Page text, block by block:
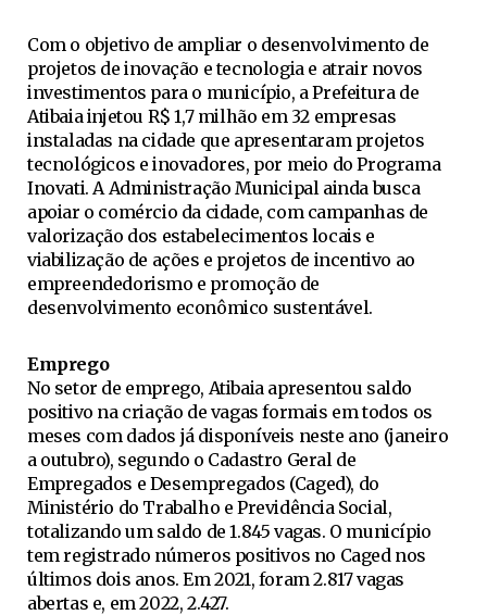
Com o objetivo de ampliar o desenvolvimento de
projetos de inovação e tecnologia e atrair novos
investimentos para o município, a Prefeitura de
Atibaia injetou R$ 1,7 milhão em 32 empresas
instaladas na cidade que apresentaram projetos
tecnológicos e inovadores, por meio do Programa
Inovati. A Administração Municipal ainda busca
apoiar o comércio da cidade, com campanhas de
valorização dos estabelecimentos locais e
viabilização de ações e projetos de incentivo ao
empreendedorismo e promoção de
desenvolvimento econômico sustentável.
Emprego
No setor de emprego, Atibaia apresentou saldo
positivo na criação de vagas formais em todos os
meses com dados já disponíveis neste ano (janeiro
a outubro), segundo o Cadastro Geral de
Empregados e Desempregados (Caged), do
Ministério do Trabalho e Previdência Social,
totalizando um saldo de 1.845 vagas. O município
tem registrado números positivos no Caged nos
últimos dois anos. Em 2021, foram 2.817 vagas
abertas e, em 2022, 2.427.